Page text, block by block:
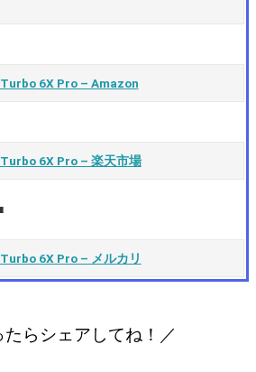
6X Pro – Amazon
6X Pro – 楽天市場
6X Pro – メルカリ
たらシェアしてね！／